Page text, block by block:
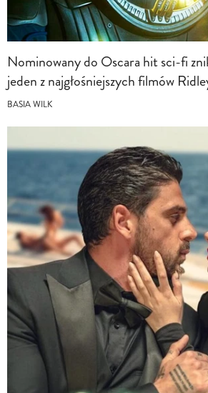
Nominowany do Oscara hit sci-fi
jeden z najgłośniejszych filmów
BASIA WILK